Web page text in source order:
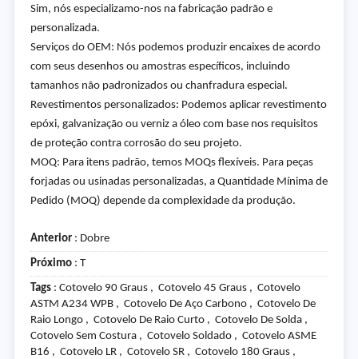
Sim, nós especializamo-nos na fabricação padrão e
personalizada.
Serviços do OEM: Nós podemos produzir encaixes de acordo
com seus desenhos ou amostras específicos, incluindo
tamanhos não padronizados ou chanfradura especial.
Revestimentos personalizados: Podemos aplicar revestimento
epóxi, galvanização ou verniz a óleo com base nos requisitos
de proteção contra corrosão do seu projeto.
MOQ: Para itens padrão, temos MOQs flexíveis. Para peças
forjadas ou usinadas personalizadas, a Quantidade Mínima de
Pedido (MOQ) depende da complexidade da produção.
Anterior: Dobre
Próximo: T
Tags: Cotovelo 90 Graus , Cotovelo 45 Graus , Cotovelo
ASTM A234 WPB , Cotovelo De Aço Carbono , Cotovelo De
Raio Longo , Cotovelo De Raio Curto , Cotovelo De Solda ,
Cotovelo Sem Costura , Cotovelo Soldado , Cotovelo ASME
B16 , Cotovelo LR , Cotovelo SR , Cotovelo 180 Graus ,